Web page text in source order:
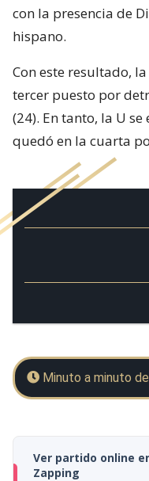
con la presencia de
hispano.
Con este resultado,
tercer puesto por
(24). En tanto, la U
quedó en la cuarta
Minuto a minuto
Ver partido online
Zapping